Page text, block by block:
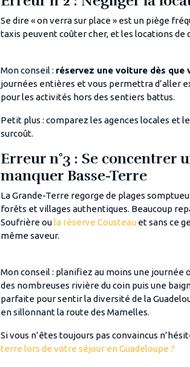
Se dire « on verra sur place » est un piège
taxis peuvent coûter cher, et les locations
Mon conseil : réservez une voiture dès que
journées entières et vous permettra d’aller
pour les activités hors des sentiers battus.
Petit plus : comparez les agences locales et
surcoût.
Erreur n°3 : Se concentrer
manquer Basse-Terre
La Grande-Terre regorge de plages
forêts et villages authentiques. Beaucoup
Soufrière oula réserve Cousteau et sans ce
même saveur.
Mon conseil : planifiez au moins une journée
des nombreuses rivière du coin puis une
parfaite pour sentir la diversité de la
en sillonnant la route des Mamelles.
Si vous n’êtes toujours pas convaincus
terre lors de votre séjour en Guadeloupe ?